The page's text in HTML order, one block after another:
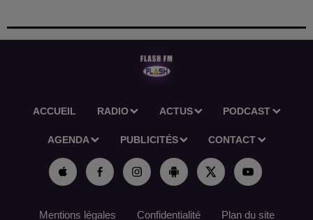
ACCUEIL RADIO ACTUS PODCAST
AGENDA PUBLICITÉS CONTACT
Mentions légales Confidentialité Plan du site